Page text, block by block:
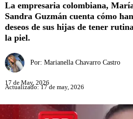
La empresaria colombiana,
Sandra Guzmán cuenta cómo
deseos de sus hijas de tener
la piel.
Por: Marianella Chavarro Castro
17 de May, 2026
Actualizado: 17 de may, 2026